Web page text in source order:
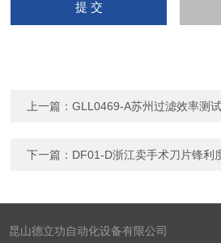
上一篇：GLL0469-A苏州过滤效率测
下一篇： DF01-D浙江卖手术刀片锋利
昆山德立功自动化设备有限公司